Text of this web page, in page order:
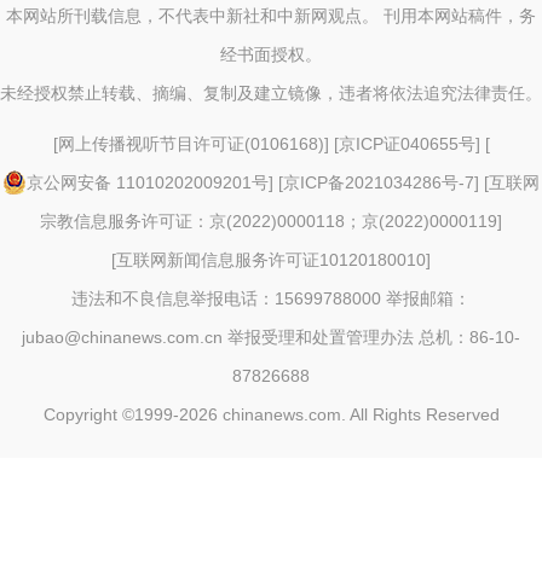
本网站所刊载信息，不代表中新社和中新网观点。 刊用本网站稿件，务
经书面授权。
未经授权禁止转载、摘编、复制及建立镜像，违者将依法追究法律责任。
[网上传播视听节目许可证(0106168)] [京ICP证040655号] [
京公网安备 11010202009201号] [京ICP备2021034286号-7] [互联网
宗教信息服务许可证：京(2022)0000118；京(2022)0000119]
[互联网新闻信息服务许可证10120180010]
违法和不良信息举报电话：15699788000 举报邮箱：
jubao@chinanews.com.cn 举报受理和处置管理办法 总机：86-10-
87826688
Copyright ©1999-2026 chinanews.com. All Rights Reserved